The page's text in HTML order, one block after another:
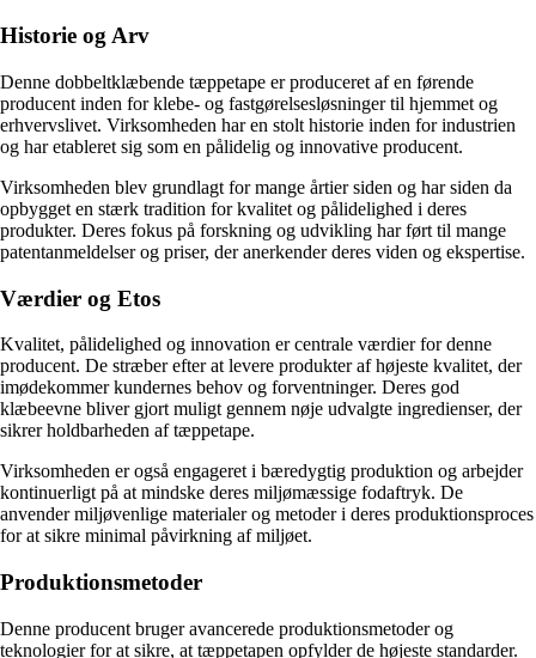
Historie og Arv
Denne dobbeltklæbende tæppetape er produceret af en førende
producent inden for klebe- og fastgørelsesløsninger til hjemmet og
erhvervslivet. Virksomheden har en stolt historie inden for industrien
og har etableret sig som en pålidelig og innovative producent.
Virksomheden blev grundlagt for mange årtier siden og har siden da
opbygget en stærk tradition for kvalitet og pålidelighed i deres
produkter. Deres fokus på forskning og udvikling har ført til mange
patentanmeldelser og priser, der anerkender deres viden og ekspertise.
Værdier og Etos
Kvalitet, pålidelighed og innovation er centrale værdier for denne
producent. De stræber efter at levere produkter af højeste kvalitet, der
imødekommer kundernes behov og forventninger. Deres god
klæbeevne bliver gjort muligt gennem nøje udvalgte ingredienser, der
sikrer holdbarheden af tæppetape.
Virksomheden er også engageret i bæredygtig produktion og arbejder
kontinuerligt på at mindske deres miljømæssige fodaftryk. De
anvender miljøvenlige materialer og metoder i deres produktionsproces
for at sikre minimal påvirkning af miljøet.
Produktionsmetoder
Denne producent bruger avancerede produktionsmetoder og
teknologier for at sikre, at tæppetapen opfylder de højeste standarder.